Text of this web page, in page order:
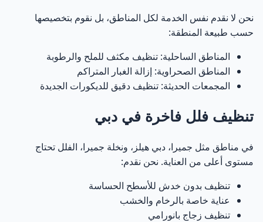
نحن لا نقدم نفس الخدمة لكل المناطق، بل نقوم بتخصيصها
حسب طبيعة المنطقة:
المناطق الساحلية: تنظيف مكثف للملح والرطوبة
المناطق الصحراوية: إزالة الغبار المتراكم
المجمعات الحديثة: تنظيف دقيق للديكورات الجديدة
تنظيف فلل فاخرة في دبي
في مناطق مثل جميرا، دبي هيلز، ونخلة جميرا، الفلل تحتاج
مستوى أعلى من العناية. نحن نقدم:
تنظيف بدون خدش للأسطح الحساسة
عناية خاصة بالرخام والخشب
تنظيف زجاج بانورامي